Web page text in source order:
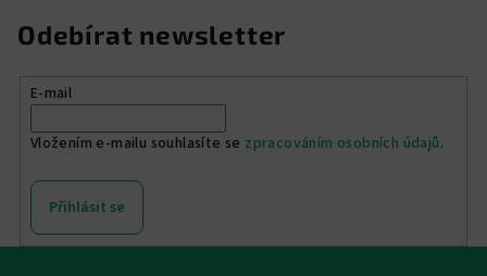
Odebírat newsletter
E-mail
Vložením e-mailu souhlasíte se zpracováním osobních údajů.
Přihlásit se